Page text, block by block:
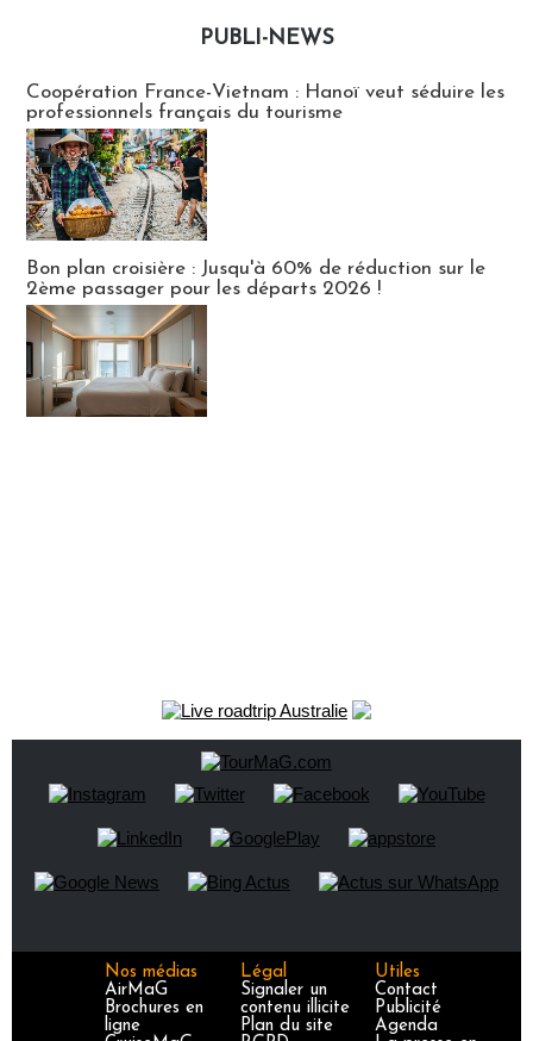
PUBLI-NEWS
Coopération France-Vietnam : Hanoï veut séduire les
professionnels français du tourisme
Bon plan croisière : Jusqu'à 60% de réduction sur le
2ème passager pour les départs 2026 !
Nos médias
AirMaG
Brochures en
ligne
Légal
Signaler un
contenu illicite
Plan du site
Utiles
Contact
Publicité
Agenda